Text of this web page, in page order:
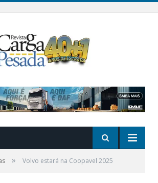
» Volvo estará na Coopavel 2025